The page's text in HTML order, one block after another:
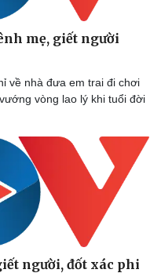
mẹ, giết người
về nhà đưa em trai đi chơi
vòng lao lý khi tuổi đời
người, đốt xác phi